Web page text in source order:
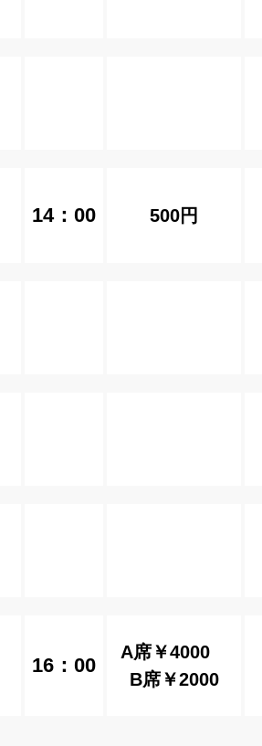
14：00 500円
16：00
A席￥4000
B席￥2000